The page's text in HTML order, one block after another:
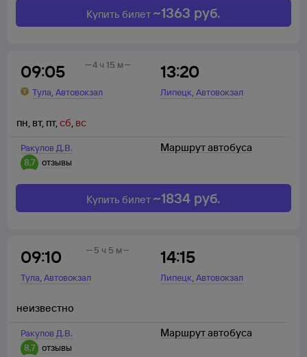
Купить билет ~1363 руб.
09:05
Тула,Автовокзал
13:20
Липецк,Автовокзал
4 ч 15 м
Ракулов Д.В.
8,7 отзывы
пн, вт, пт,сб, вс
Маршрут автобуса
Купить билет ~1834 руб.
09:10
Тула,Автовокзал
14:15
Липецк,Автовокзал
5 ч 5 м
Ракулов Д.В.
8,7 отзывы
неизвестно
Маршрут автобуса